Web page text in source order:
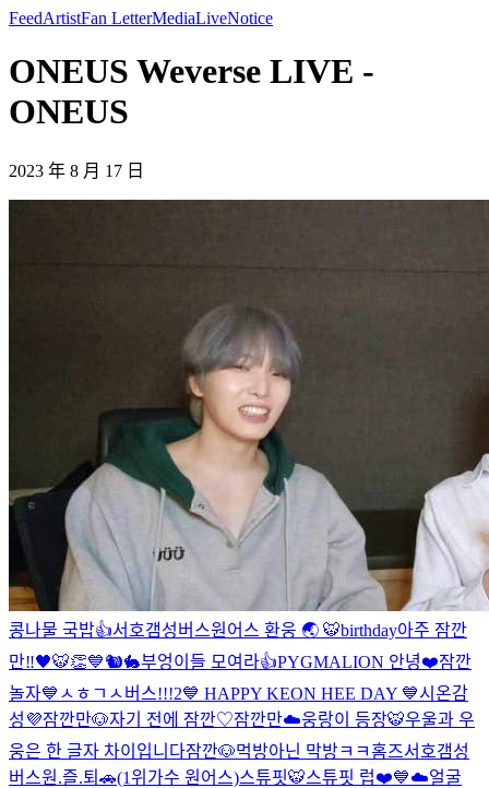
FeedArtistFan LetterMediaLiveNotice
ONEUS Weverse LIVE -
ONEUS
2023 年 8 月 17 日
콩나물 국밥👍서호갬성버스원어스 환웅 🌏 🐯birthday아주 잠깐
만‼️🖤🐯👏💙🐿🐇부엉이들 모여라👍PYGMALION 안녕❤️잠깐
놀자💙 ㅅㅎㄱㅅ버스!!!2💙 HAPPY KEON HEE DAY 💙시온감
성💜잠깐만🐶자기 전에 잠깐♡잠깐만☁️웅랑이 등장🐯우울과 우
웅은 한 글자 차이입니다잠깐🐶먹방아닌 막방ㅋㅋ홈즈서호갬성
버스원.즐.퇴🚗(1위가수 원어스)스튜핏🐯스튜핏 럽❤️💙☁️얼굴